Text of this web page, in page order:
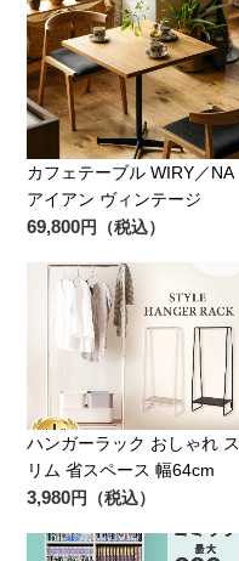
カフェテーブル WIRY／NA
アイアン ヴィンテージ
69,800円（税込）
ハンガーラック おしゃれ ス
リム 省スペース 幅64cm
3,980円（税込）